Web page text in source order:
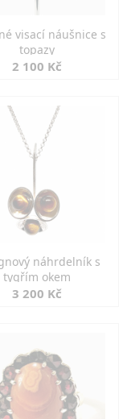
visací náušnice s
topazy
2 100 Kč
náhrdelník s
tygřím okem
3 200 Kč